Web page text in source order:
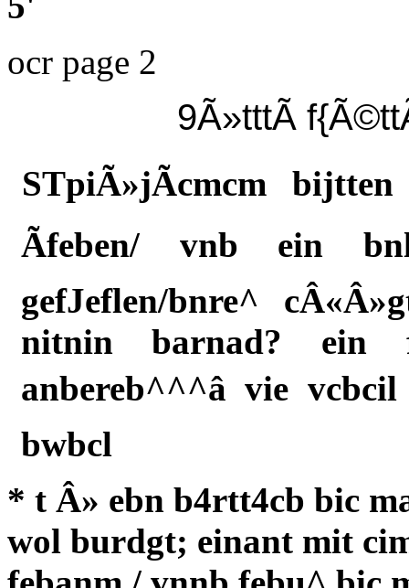
ocr page 2
9Ã»tttÃ
STpiÃ»jÃcmcm
Ãfeben/ vnb ein
gefJeflen/bnre^
nitnin barnad? ein
anbereb^^^â vie
bwbcl
* t Â» ebn b4rtt4cb bic
wol burdgt; einant mit